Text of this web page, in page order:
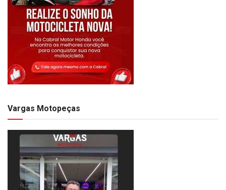
Vargas Motopeças